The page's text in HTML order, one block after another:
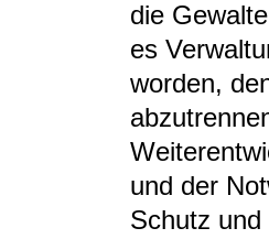
die
es
worden,
und der
Schutz